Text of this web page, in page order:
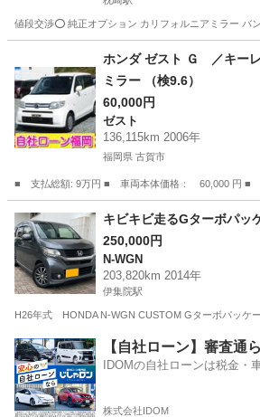
値段交渉⭕️ 純正オプション カリフォルニアミラー バ
南さつま市 枕崎駅 アクティ
ホンダ ゼスト Ｇ ／キー
ミラー （検9.6）
60,000円
ゼスト
136,115km 2006年
福岡県 古賀市
■ 支払総額: 9万円 ■ 車両本体価格： 60,000 円
福岡 古賀市 ゼスト
キビキビ走るGターボパ
250,000円
N-WGN
203,820km 2014年
伊集院駅
H26年式 HONDA N-WGN CUSTOM Gターボパッケ
鹿児島 日置市 伊集院駅 N-WGN
【自社ローン】審査通
IDOMの自社ローンは税金・
株式会社IDOM